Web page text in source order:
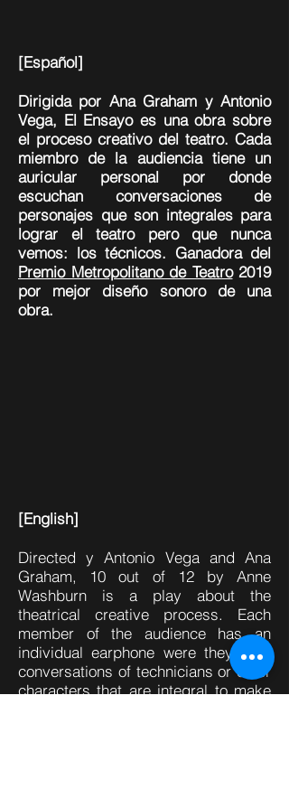
[Español]
Dirigida por Ana Graham y Antonio
Vega, El Ensayo es una obra sobre
el proceso creativo del teatro. Cada
miembro de la audiencia tiene un
auricular personal por donde
escuchan conversaciones de
personajes que son integrales para
lograr el teatro pero que nunca
vemos: los técnicos. Ganadora del
Premio Metropolitano de Teatro2019
por mejor diseño sonoro de una
obra.
[English]
Directed y Antonio Vega and Ana
Graham, 10 out of 12 by Anne
Washburn is a play about the
theatrical creative process. Each
member of the audience has an
individual earphone were they hear
conversations of technicians or other
characters that are integral to make